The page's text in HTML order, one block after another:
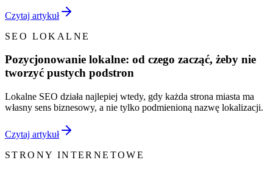
Czytaj artykuł
SEO LOKALNE
Pozycjonowanie lokalne: od czego zacząć, żeby nie
tworzyć pustych podstron
Lokalne SEO działa najlepiej wtedy, gdy każda strona miasta ma
własny sens biznesowy, a nie tylko podmienioną nazwę lokalizacji.
Czytaj artykuł
STRONY INTERNETOWE